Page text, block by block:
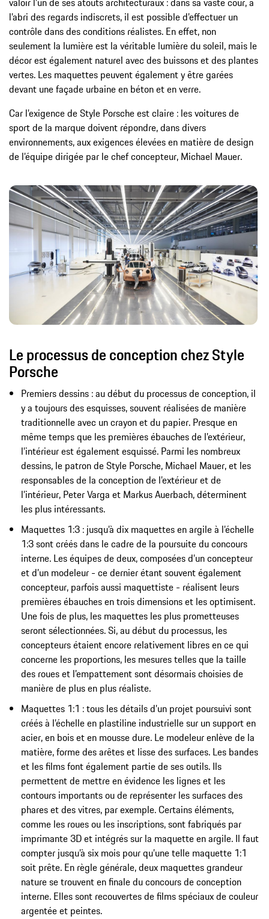
l’abri des regards indiscrets, il est possible d’effectuer un
contrôle dans des conditions réalistes. En effet, non
seulement la lumière est la véritable lumière du soleil, mais le
décor est également naturel avec des buissons et des plantes
vertes. Les maquettes peuvent également y être garées
devant une façade urbaine en béton et en verre.
Car l’exigence de Style Porsche est claire : les voitures de
sport de la marque doivent répondre, dans divers
environnements, aux exigences élevées en matière de design
de l’équipe dirigée par le chef concepteur, Michael Mauer.
Le processus de conception chez Style
Porsche
Premiers dessins : au début du processus de conception, il
y a toujours des esquisses, souvent réalisées de manière
traditionnelle avec un crayon et du papier. Presque en
même temps que les premières ébauches de l’extérieur,
l’intérieur est également esquissé. Parmi les nombreux
dessins, le patron de Style Porsche, Michael Mauer, et les
responsables de la conception de l’extérieur et de
l’intérieur, Peter Varga et Markus Auerbach, déterminent
les plus intéressants.
Maquettes 1:3 : jusqu’à dix maquettes en argile à l’échelle
1:3 sont créés dans le cadre de la poursuite du concours
interne. Les équipes de deux, composées d’un concepteur
et d’un modeleur - ce dernier étant souvent également
concepteur, parfois aussi maquettiste - réalisent leurs
premières ébauches en trois dimensions et les optimisent.
Une fois de plus, les maquettes les plus prometteuses
seront sélectionnées. Si, au début du processus, les
concepteurs étaient encore relativement libres en ce qui
concerne les proportions, les mesures telles que la taille
des roues et l’empattement sont désormais choisies de
manière de plus en plus réaliste.
Maquettes 1:1 : tous les détails d’un projet poursuivi sont
créés à l’échelle en plastiline industrielle sur un support en
acier, en bois et en mousse dure. Le modeleur enlève de la
matière, forme des arêtes et lisse des surfaces. Les bandes
et les films font également partie de ses outils. Ils
permettent de mettre en évidence les lignes et les
contours importants ou de représenter les surfaces des
phares et des vitres, par exemple. Certains éléments,
comme les roues ou les inscriptions, sont fabriqués par
imprimante 3D et intégrés sur la maquette en argile. Il faut
compter jusqu’à six mois pour qu’une telle maquette 1:1
soit prête. En règle générale, deux maquettes grandeur
nature se trouvent en finale du concours de conception
interne. Elles sont recouvertes de films spéciaux de couleur
argentée et peintes.